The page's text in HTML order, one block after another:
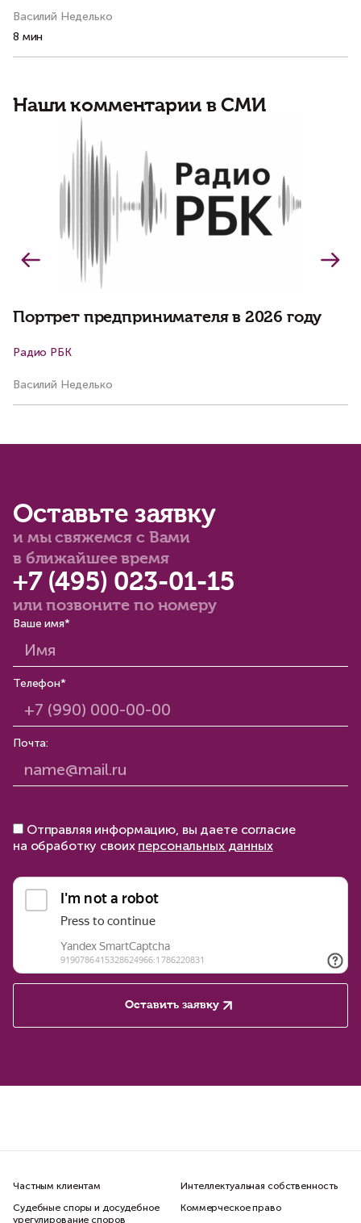
Василий Неделько
8 мин
Наши комментарии в СМИ
Портрет предпринимателя в 2026 году
Радио РБК
Василий Неделько
Оставьте заявку
и мы свяжемся с Вами
в ближайшее время
+7 (495) 023-01-15
или позвоните по номеру
Ваше имя*
Телефон*
Почта:
Отправляя информацию, вы даете согласие
на обработку своих персональных данных
Оставить заявку
Частным клиентам
Судебные споры и досудебное
урегулирование споров
Интеллектуальная собственность
Коммерческое право